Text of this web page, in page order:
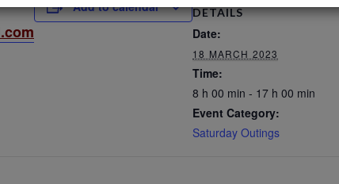
Add to calendar DETAILS
Date:
18 MARCH 2023
Time:
8 h 00 min - 17 h 00 min
Event Category:
Saturday Outings